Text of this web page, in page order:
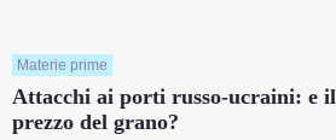
Materie prime
Attacchi ai porti russo-ucraini: e il
prezzo del grano?